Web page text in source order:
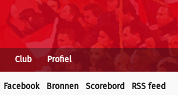
Club Profiel
Facebook Bronnen Scorebord RSS feed